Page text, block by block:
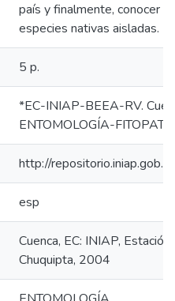
país y finalmente, conocer
especies nativas aisladas.
5 p.
*EC-INIAP-BEEA-RV.
ENTOMOLOGÍA-
http://
esp
Cuenca, EC: INIAP,
Chuquipta, 2004